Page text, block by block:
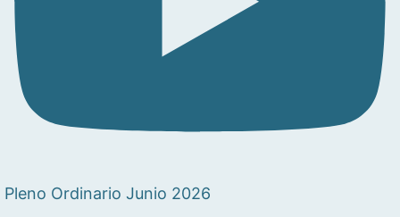
Pleno Ordinario Junio 2026